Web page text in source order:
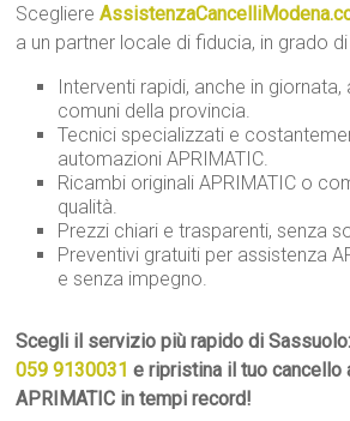
Scegliere
a un partner locale di fiducia, in grado
Interventi rapidi, anche in
comuni della provincia.
Tecnici specializzati e
automazioni APRIMATIC.
Ricambi originali APRIMATIC o
qualità.
Prezzi chiari e trasparenti, senza
Preventivi gratuiti per assistenza
e senza impegno.
Scegli il servizio più rapido di
059 9130031 e ripristina il tuo cancello
APRIMATIC in tempi record!